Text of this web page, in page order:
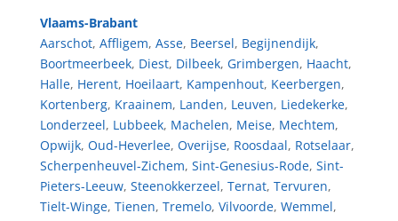
Vlaams-Brabant
Aarschot, Affligem, Asse, Beersel, Begijnendijk,
Boortmeerbeek, Diest, Dilbeek, Grimbergen, Haacht,
Halle, Herent, Hoeilaart, Kampenhout, Keerbergen,
Kortenberg, Kraainem, Landen, Leuven, Liedekerke,
Londerzeel, Lubbeek, Machelen, Meise, Mechtem,
Opwijk, Oud-Heverlee, Overijse, Roosdaal, Rotselaar,
Scherpenheuvel-Zichem, Sint-Genesius-Rode, Sint-
Pieters-Leeuw, Steenokkerzeel, Ternat, Tervuren,
Tielt-Winge, Tienen, Tremelo, Vilvoorde, Wemmel,